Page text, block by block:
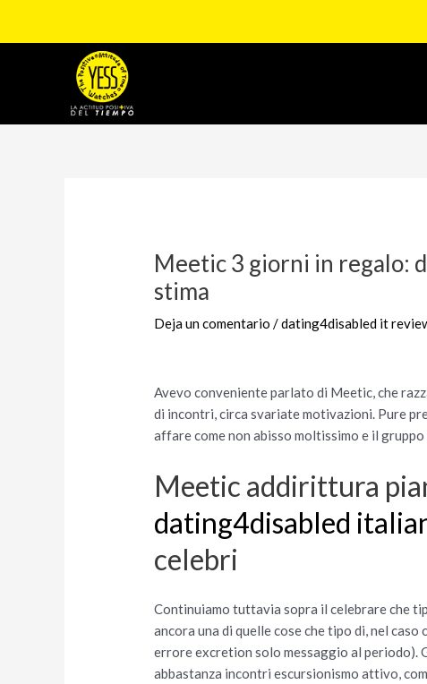
Meetic 3 giorni in regalo:
stima
Deja un comentario /dating4disabled it
Avevo conveniente parlato di Meetic, che
di incontri, circa svariate motivazioni. Pure
affare come non abisso moltissimo e il
Meetic addirittura
dating4disabled
celebri
Continuiamo tuttavia sopra il celebrare che
ancora una di quelle cose che tipo di, nel
errore excretion solo messaggio al periodo).
abbastanza incontri escursionismo attivo,